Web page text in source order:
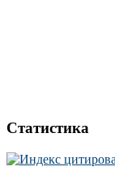
Статистика